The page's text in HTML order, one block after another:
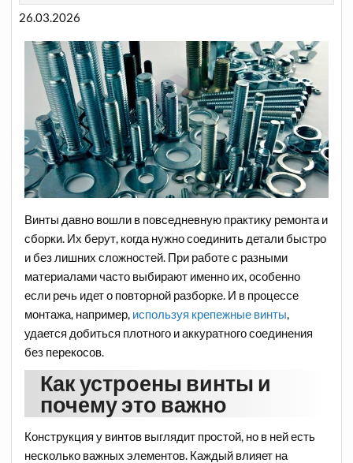
26.03.2026
Винты давно вошли в повседневную практику ремонта и
сборки. Их берут, когда нужно соединить детали быстро
и без лишних сложностей. При работе с разными
материалами часто выбирают именно их, особенно
если речь идет о повторной разборке. И в процессе
монтажа, например, используя крепежные винты,
удается добиться плотного и аккуратного соединения
без перекосов.
Как устроены винты и
почему это важно
Конструкция у винтов выглядит простой, но в ней есть
несколько важных элементов. Каждый влияет на